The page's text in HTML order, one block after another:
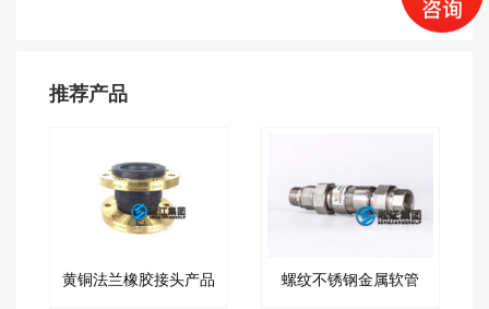
推荐产品
黄铜法兰橡胶接头产品 螺纹不锈钢金属软管